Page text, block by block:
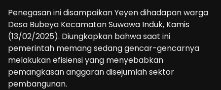
Penegasan ini disampaikan Yeyen dihadapan warga
Desa Bubeya Kecamatan Suwawa Induk, Kamis
(13/02/2025). Diungkapkan bahwa saat ini
pemerintah memang sedang gencar-gencarnya
melakukan efisiensi yang menyebabkan
pemangkasan anggaran disejumlah sektor
pembangunan.